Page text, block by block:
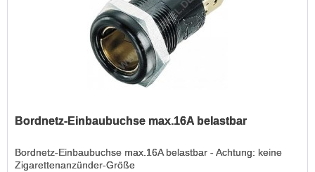
Bordnetz-Einbaubuchse max.16A belastbar
Bordnetz-Einbaubuchse max.16A belastbar - Achtung: keine
Zigarettenanzünder-Größe